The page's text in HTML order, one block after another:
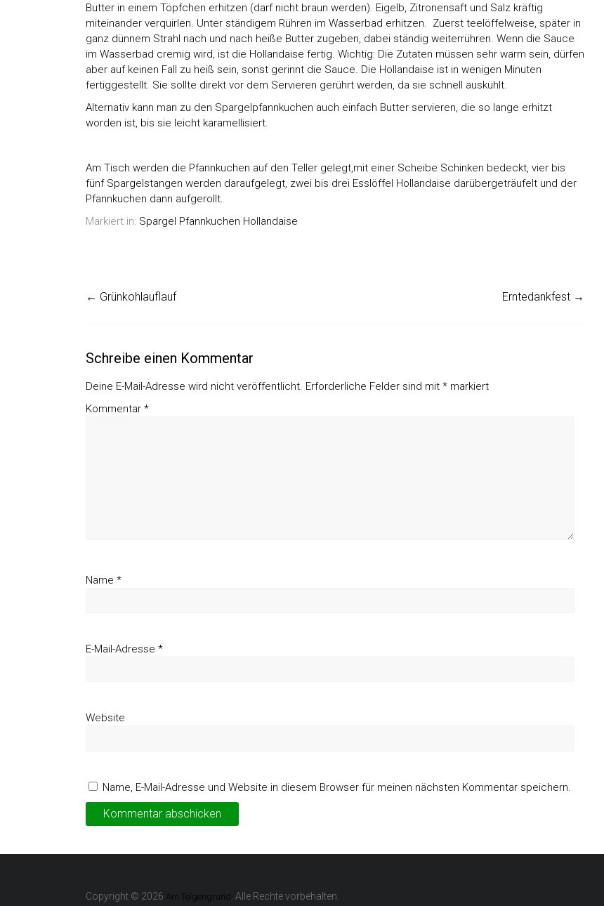
Butter in einem Töpfchen erhitzen (darf nicht braun werden). Eigelb, Zitronensaft und Salz kräftig
miteinander verquirlen. Unter ständigem Rühren im Wasserbad erhitzen. Zuerst teelöffelweise, später in
ganz dünnem Strahl nach und nach heiße Butter zugeben, dabei ständig weiterrühren. Wenn die Sauce
im Wasserbad cremig wird, ist die Hollandaise fertig. Wichtig: Die Zutaten müssen sehr warm sein, dürfen
aber auf keinen Fall zu heiß sein, sonst gerinnt die Sauce. Die Hollandaise ist in wenigen Minuten
fertiggestellt. Sie sollte direkt vor dem Servieren gerührt werden, da sie schnell auskühlt.
Alternativ kann man zu den Spargelpfannkuchen auch einfach Butter servieren, die so lange erhitzt
worden ist, bis sie leicht karamellisiert.
Am Tisch werden die Pfannkuchen auf den Teller gelegt,mit einer Scheibe Schinken bedeckt, vier bis
fünf Spargelstangen werden daraufgelegt, zwei bis drei Esslöffel Hollandaise darübergeträufelt und der
Pfannkuchen dann aufgerollt.
Markiert in: Spargel Pfannkuchen Hollandaise
← Grünkohlauflauf Erntedankfest →
Schreibe einen Kommentar
Deine E-Mail-Adresse wird nicht veröffentlicht. Erforderliche Felder sind mit * markiert
Kommentar *
Name *
E-Mail-Adresse *
Website
Name, E-Mail-Adresse und Website in diesem Browser für meinen nächsten Kommentar speichern.
Copyright © 2026 Am Telgengrund . Alle Rechte vorbehalten.